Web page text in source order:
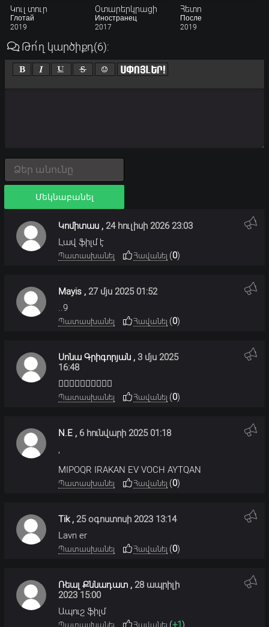
Կուլ տուր
Глотай
2019
Օտարերկրացի
Иностранец
2017
Հետո
После
2019
Թո՛ղ կարծիքդ(6):
Մեկնաբանել
Կոմիտաս , 24 հուլիսի 2026 23:03
Պատասխանել Հավանել (0)
Լավ ֆիլմ է
Mayis , 27 մյս 2025 01:52
Պատասխանել Հավանել (0)
..9
Սոնա Գրիգորյան , 3 մյս 2025
16:48
Պատասխանել Հավանել (0)
👍🏻👍🏻👍🏻👍🏻👍🏻
N.E , 6 հունվարի 2025 01:18
Պատասխանել Հավանել (0)
MIPOQR IRAKAN EV VOCH AYTQAN
Tik , 25 օգոստոսի 2023 13:14
Պատասխանել Հավանել (0)
Lavn er
Ռեալ Քննադատ , 28 ապրիլի
2023 15:00
Պատասխանել Հավանել (+1)
Ապուշ ֆիլմ